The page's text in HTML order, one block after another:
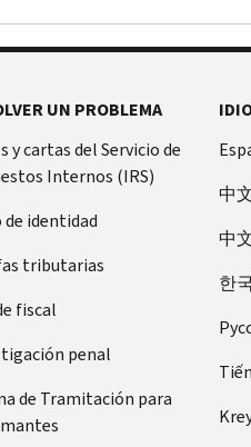
UN PROBLEMA
y cartas del Servicio de
Internos (IRS)
de identidad
tributarias
fiscal
penal
de Tramitación para
中
中
한